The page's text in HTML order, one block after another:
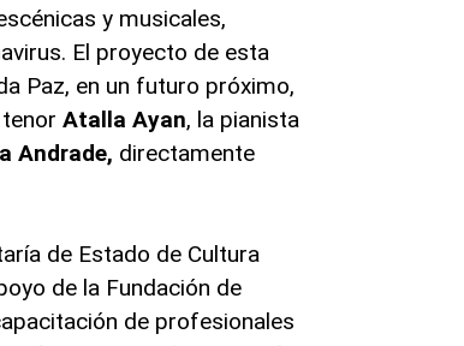
y musicales,
El proyecto de esta
Paz, en un futuro próximo,
tenorAtalla Ayan, la pianista
Andrade, directamente
de Estado de Cultura
de la Fundación de
de profesionales